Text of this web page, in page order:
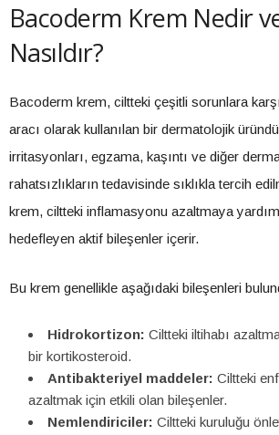
Bacoderm Krem Nedir
Nasıldır?
Bacoderm krem, ciltteki çeşitli sorunlara
aracı olarak kullanılan bir dermatolojik
irritasyonları, egzama, kaşıntı ve diğer
rahatsızlıkların tedavisinde sıklıkla tercih
krem, ciltteki inflamasyonu azaltmaya
hedefleyen aktif bileşenler içerir.
Bu krem genellikle aşağıdaki bileşenleri
Hidrokortizon: Ciltteki iltihabı
bir kortikosteroid.
Antibakteriyel maddeler: Ciltteki
azaltmak için etkili olan bileşenler.
Nemlendiriciler: Ciltteki kuruluğu